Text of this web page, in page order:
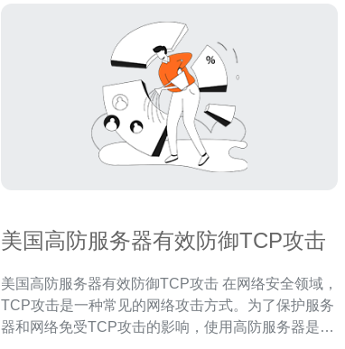
美国高防服务器有效防御TCP攻击
美国高防服务器有效防御TCP攻击 在网络安全领域，
TCP攻击是一种常见的网络攻击方式。为了保护服务
器和网络免受TCP攻击的影响，使用高防服务器是一